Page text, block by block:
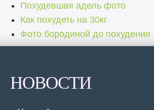
Похудевшая адель фото
Как похудеть на 30кг
Фото бородиной до похудения
НОВОСТИ